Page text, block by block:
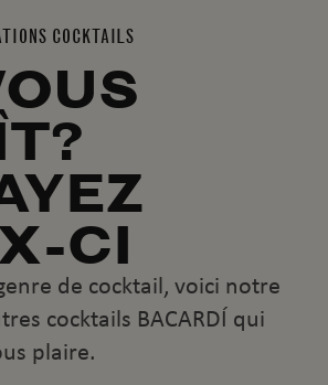
COCKTAILS
CI
de cocktail, voici notre
cocktails BACARDÍ qui
plaire.